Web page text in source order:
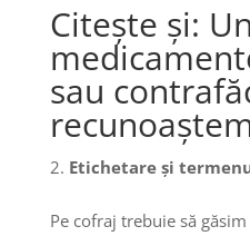
Citește și:
sau
Etichetare și
Pe cofraj trebuie să